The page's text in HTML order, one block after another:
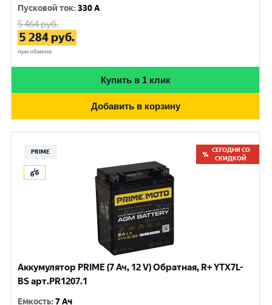
Пусковой ток:330 A
5 464руб.
5 284 руб.
при обмене
Купить в 1 клик
Добавить в корзину
PRIME
СЕГОДНЯ СО
СКИДКОЙ
Аккумулятор PRIME (7 Ач, 12 V) Обратная, R+ YTX7L-
BS арт.PR1207.1
Емкость:7 Ач